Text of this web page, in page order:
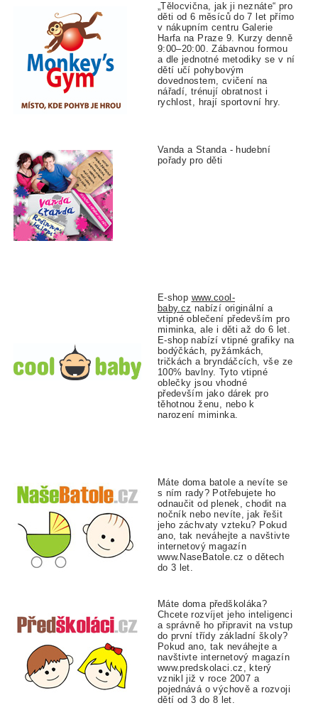
„Tělocvična, jak ji neznáte“ pro
děti od 6 měsíců do 7 let přímo
v nákupním centru Galerie
Harfa na Praze 9. Kurzy denně
9:00–20:00. Zábavnou formou
a dle jednotné metodiky se v ní
dětí učí pohybovým
dovednostem, cvičení na
nářadí, trénují obratnost i
rychlost, hrají sportovní hry.
Vanda a Standa - hudební
pořady pro děti
E-shop www.cool-
baby.cz nabízí originální a
vtipné oblečení především pro
miminka, ale i děti až do 6 let.
E-shop nabízí vtipné grafiky na
bodýčkách, pyžámkách,
tričkách a bryndáčcích, vše ze
100% bavlny. Tyto vtipné
oblečky jsou vhodné
především jako dárek pro
těhotnou ženu, nebo k
narození miminka.
Máte doma batole a nevíte se
s ním rady? Potřebujete ho
odnaučit od plenek, chodit na
nočník nebo nevíte, jak řešit
jeho záchvaty vzteku? Pokud
ano, tak neváhejte a navštivte
internetový magazín
www.NaseBatole.cz o dětech
do 3 let.
Máte doma předškoláka?
Chcete rozvíjet jeho inteligenci
a správně ho připravit na vstup
do první třídy základní školy?
Pokud ano, tak neváhejte a
navštivte internetový magazín
www.predskolaci.cz, který
vznikl již v roce 2007 a
pojednává o výchově a rozvoji
dětí od 3 do 8 let.